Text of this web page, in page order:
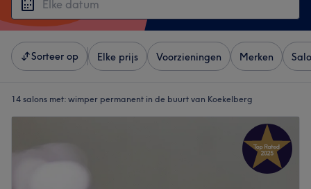
Sorteer op Elke prijs Voorzieningen Merken
14 salons met: wimper permanent in de buurt van Koekelberg